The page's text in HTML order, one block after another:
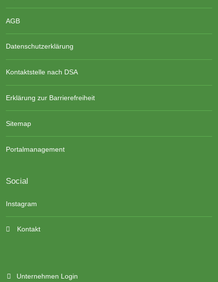
AGB
Datenschutzerklärung
Kontaktstelle nach DSA
Erklärung zur Barrierefreiheit
Sitemap
Portalmanagement
Social
Instagram
Kontakt
Unternehmen Login